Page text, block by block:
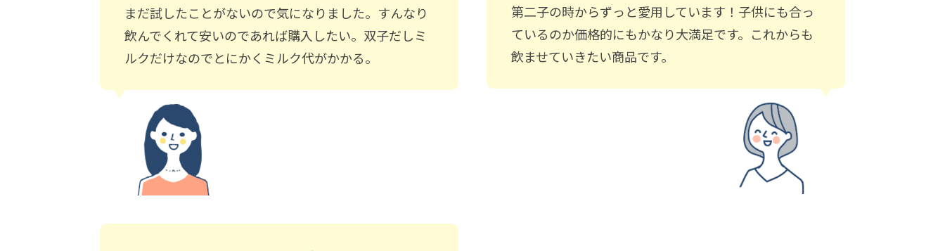
まだ試したことがないので気になりました。すんなり
飲んでくれて安いのであれば購入したい。双子だしミ
ルクだけなのでとにかくミルク代がかかる。
第二子の時からずっと愛用しています！子供にも合っ
ているのか価格的にもかなり大満足です。これからも
飲ませていきたい商品です。